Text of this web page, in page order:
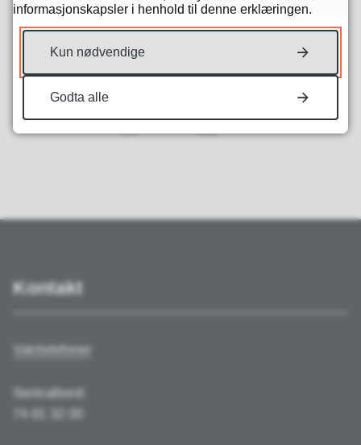
Fant du det du lette etter?
Kontakt
Vakttelefoner
Sentralbord:
informasjonskapsler i henhold til denne erklæringen.
Kun nødvendige
Godta alle